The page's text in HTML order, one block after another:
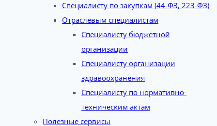
Специалисту по закупкам (44-ФЗ, 223-ФЗ)
Отраслевым специалистам
Специалисту бюджетной
организации
Специалисту организации
здравоохранения
Специалисту по нормативно-
техническим актам
Полезные сервисы